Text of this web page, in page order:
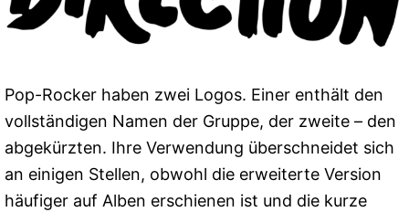
Pop-Rocker haben zwei Logos. Einer enthält den
vollständigen Namen der Gruppe, der zweite – den
abgekürzten. Ihre Verwendung überschneidet sich
an einigen Stellen, obwohl die erweiterte Version
häufiger auf Alben erschienen ist und die kurze